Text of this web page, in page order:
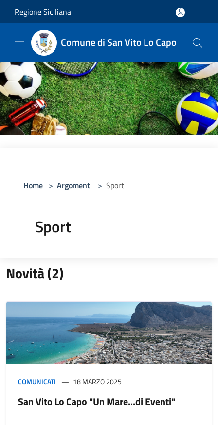
Regione Siciliana
Comune di San Vito Lo Capo
Home > Argomenti > Sport
Sport
Novità (2)
COMUNICATI 18 MARZO 2025
San Vito Lo Capo "Un Mare...di Eventi"